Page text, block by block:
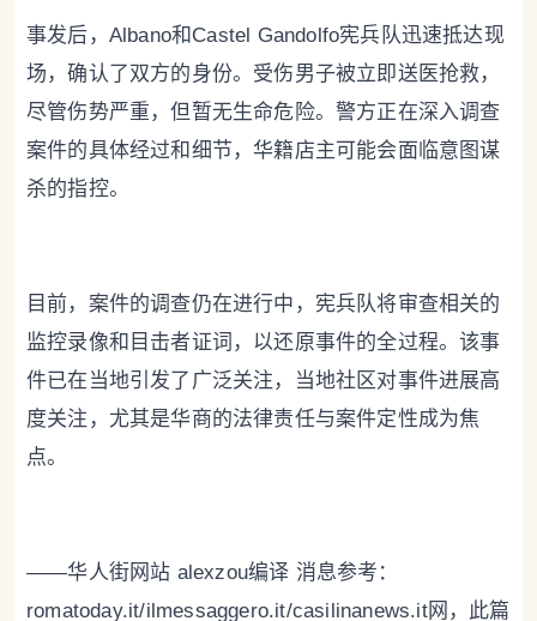
事发后，Albano和Castel Gandolfo宪兵队迅速抵达现
场，确认了双方的身份。受伤男子被立即送医抢救，
尽管伤势严重，但暂无生命危险。警方正在深入调查
案件的具体经过和细节，华籍店主可能会面临意图谋
杀的指控。
目前，案件的调查仍在进行中，宪兵队将审查相关的
监控录像和目击者证词，以还原事件的全过程。该事
件已在当地引发了广泛关注，当地社区对事件进展高
度关注，尤其是华商的法律责任与案件定性成为焦
点。
——华人街网站 alexzou编译 消息参考：
romatoday.it/ilmessaggero.it/casilinanews.it网，此篇